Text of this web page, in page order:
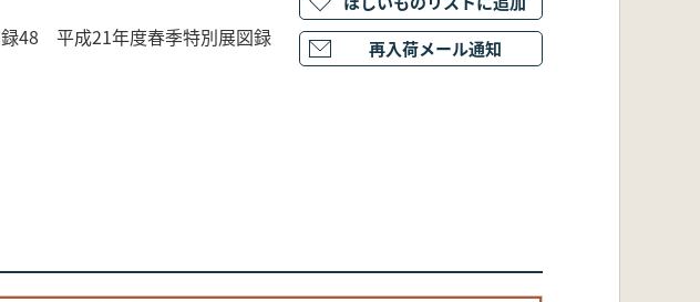
48 平成21年度春季特別展図録
再入荷メール通知